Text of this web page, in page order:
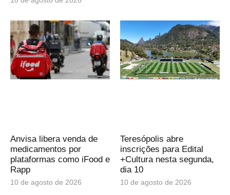
Anvisa libera venda de
medicamentos por
plataformas como iFood e
Rapp
10 de agosto de 2026
Teresópolis abre
inscrições para Edital
+Cultura nesta segunda,
dia 10
10 de agosto de 2026